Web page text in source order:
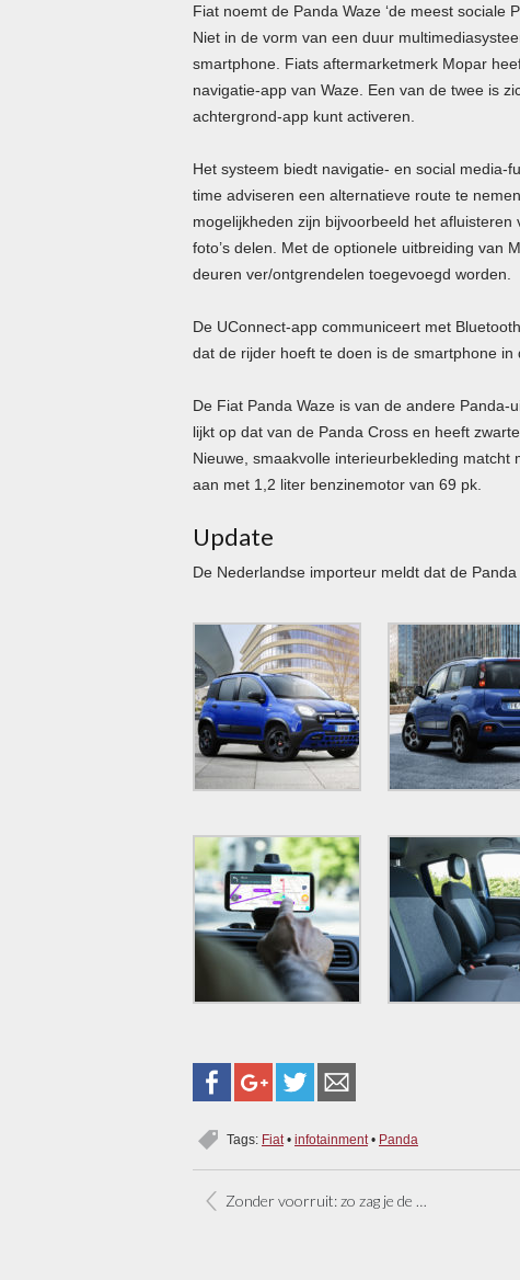
Fiat noemt de Panda Waze ‘de meest sociale
Niet in de vorm van een duur
smartphone. Fiats aftermarketmerk Mopar
navigatie-app van Waze. Een van de twee is
achtergrond-app kunt activeren.
Het systeem biedt navigatie- en social media-
time adviseren een alternatieve route te
mogelijkheden zijn bijvoorbeeld het
foto’s delen. Met de optionele uitbreiding van
deuren ver/ontgrendelen toegevoegd worden.
De UConnect-app communiceert met
dat de rijder hoeft te doen is de smartphone
De Fiat Panda Waze is van de andere Panda-
lijkt op dat van de Panda Cross en heeft
Nieuwe, smaakvolle interieurbekleding
aan met 1,2 liter benzinemotor van 69 pk.
Update
De Nederlandse importeur meldt dat de
Tags: Fiat • infotainment • Panda
Zonder voorruit: zo zag je de Fiat 500 nog nooit